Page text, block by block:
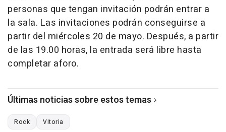
personas que tengan invitación podrán entrar a
la sala. Las invitaciones podrán conseguirse a
partir del miércoles 20 de mayo. Después, a partir
de las 19.00 horas, la entrada será libre hasta
completar aforo.
Últimas noticias sobre estos temas
Rock Vitoria